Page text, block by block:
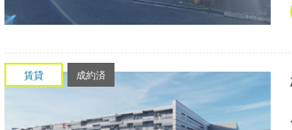
賃貸 成約済